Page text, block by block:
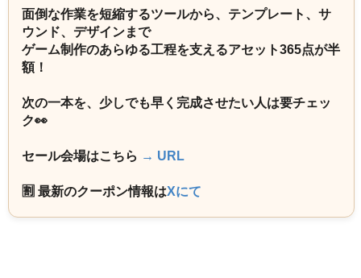
面倒な作業を短縮するツールから、テンプレート、サ
ウンド、デザインまで
ゲーム制作のあらゆる工程を支えるアセット365点が半
額！
次の一本を、少しでも早く完成させたい人は要チェッ
ク👀
セール会場はこちら → URL
🈹 最新のクーポン情報はXにて